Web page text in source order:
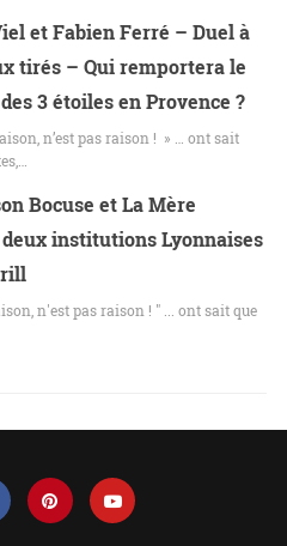
et Fabien Ferré – Duel à
tirés – Qui remportera le
3 étoiles en Provence ?
n’est pas raison ! » … ont sait
Bocuse et La Mère
institutions Lyonnaises
n'est pas raison ! " ... ont sait que